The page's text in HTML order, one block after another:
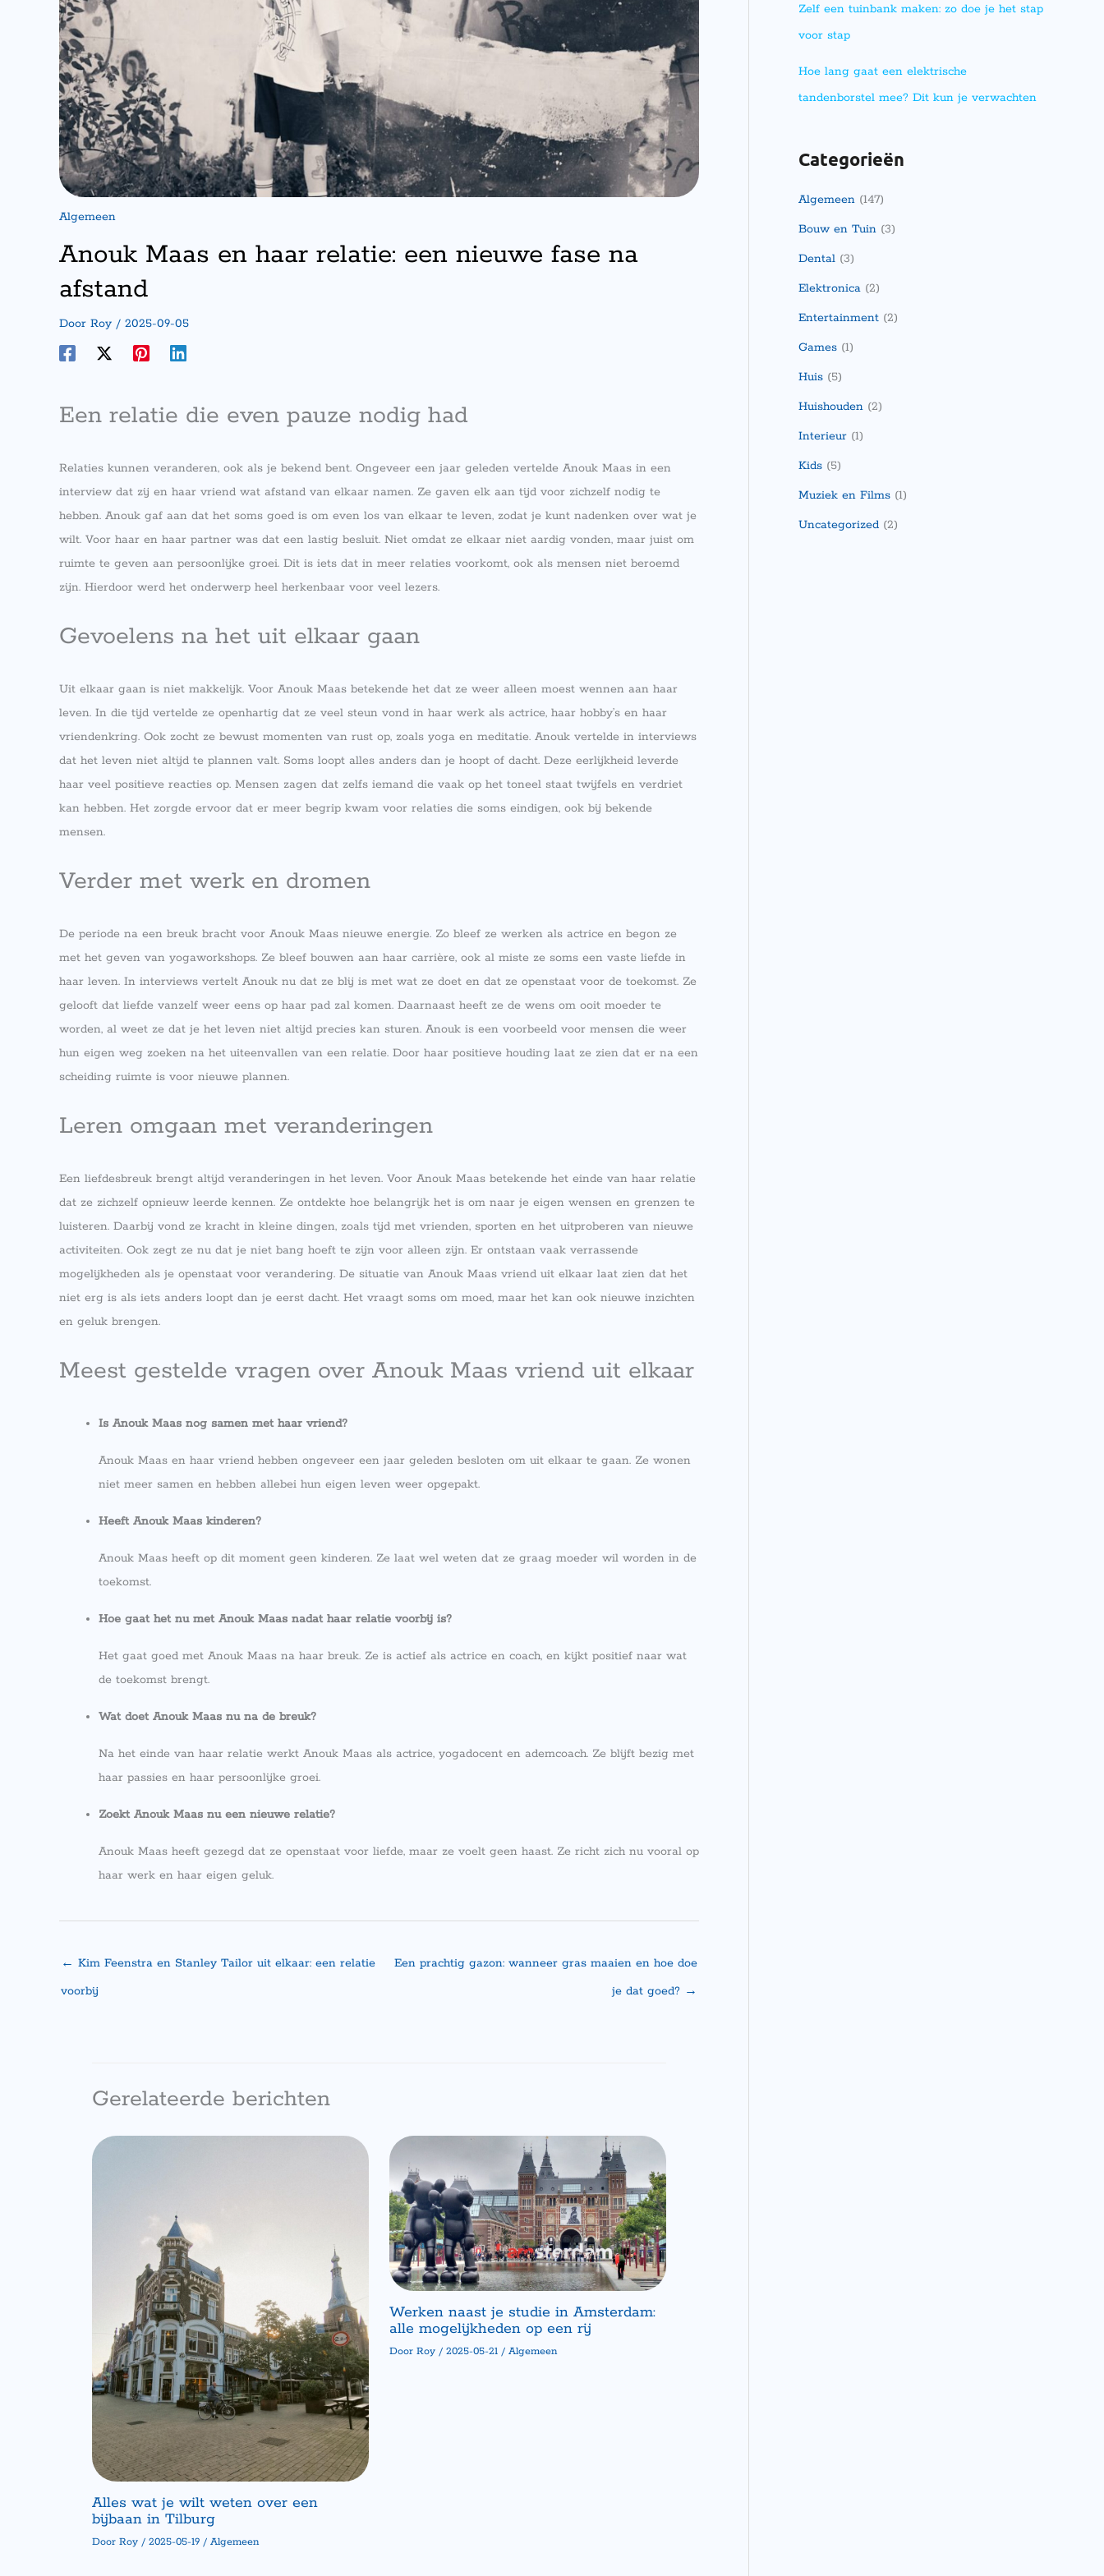
Algemeen
Anouk Maas en haar relatie: een nieuwe fase na
afstand
Door Roy / 2025-09-05
Een relatie die even pauze nodig had
Relaties kunnen veranderen, ook als je bekend bent. Ongeveer een jaar geleden vertelde Anouk Maas in een
interview dat zij en haar vriend wat afstand van elkaar namen. Ze gaven elk aan tijd voor zichzelf nodig te
hebben. Anouk gaf aan dat het soms goed is om even los van elkaar te leven, zodat je kunt nadenken over wat je
wilt. Voor haar en haar partner was dat een lastig besluit. Niet omdat ze elkaar niet aardig vonden, maar juist om
ruimte te geven aan persoonlijke groei. Dit is iets dat in meer relaties voorkomt, ook als mensen niet beroemd
zijn. Hierdoor werd het onderwerp heel herkenbaar voor veel lezers.
Gevoelens na het uit elkaar gaan
Uit elkaar gaan is niet makkelijk. Voor Anouk Maas betekende het dat ze weer alleen moest wennen aan haar
leven. In die tijd vertelde ze openhartig dat ze veel steun vond in haar werk als actrice, haar hobby’s en haar
vriendenkring. Ook zocht ze bewust momenten van rust op, zoals yoga en meditatie. Anouk vertelde in interviews
dat het leven niet altijd te plannen valt. Soms loopt alles anders dan je hoopt of dacht. Deze eerlijkheid leverde
haar veel positieve reacties op. Mensen zagen dat zelfs iemand die vaak op het toneel staat twijfels en verdriet
kan hebben. Het zorgde ervoor dat er meer begrip kwam voor relaties die soms eindigen, ook bij bekende
mensen.
Verder met werk en dromen
De periode na een breuk bracht voor Anouk Maas nieuwe energie. Zo bleef ze werken als actrice en begon ze
met het geven van yogaworkshops. Ze bleef bouwen aan haar carrière, ook al miste ze soms een vaste liefde in
haar leven. In interviews vertelt Anouk nu dat ze blij is met wat ze doet en dat ze openstaat voor de toekomst. Ze
gelooft dat liefde vanzelf weer eens op haar pad zal komen. Daarnaast heeft ze de wens om ooit moeder te
worden, al weet ze dat je het leven niet altijd precies kan sturen. Anouk is een voorbeeld voor mensen die weer
hun eigen weg zoeken na het uiteenvallen van een relatie. Door haar positieve houding laat ze zien dat er na een
scheiding ruimte is voor nieuwe plannen.
Leren omgaan met veranderingen
Een liefdesbreuk brengt altijd veranderingen in het leven. Voor Anouk Maas betekende het einde van haar relatie
dat ze zichzelf opnieuw leerde kennen. Ze ontdekte hoe belangrijk het is om naar je eigen wensen en grenzen te
luisteren. Daarbij vond ze kracht in kleine dingen, zoals tijd met vrienden, sporten en het uitproberen van nieuwe
activiteiten. Ook zegt ze nu dat je niet bang hoeft te zijn voor alleen zijn. Er ontstaan vaak verrassende
mogelijkheden als je openstaat voor verandering. De situatie van Anouk Maas vriend uit elkaar laat zien dat het
niet erg is als iets anders loopt dan je eerst dacht. Het vraagt soms om moed, maar het kan ook nieuwe inzichten
en geluk brengen.
Meest gestelde vragen over Anouk Maas vriend uit elkaar
Is Anouk Maas nog samen met haar vriend?
Anouk Maas en haar vriend hebben ongeveer een jaar geleden besloten om uit elkaar te gaan. Ze wonen
niet meer samen en hebben allebei hun eigen leven weer opgepakt.
Heeft Anouk Maas kinderen?
Anouk Maas heeft op dit moment geen kinderen. Ze laat wel weten dat ze graag moeder wil worden in de
toekomst.
Hoe gaat het nu met Anouk Maas nadat haar relatie voorbij is?
Het gaat goed met Anouk Maas na haar breuk. Ze is actief als actrice en coach, en kijkt positief naar wat
de toekomst brengt.
Wat doet Anouk Maas nu na de breuk?
Na het einde van haar relatie werkt Anouk Maas als actrice, yogadocent en ademcoach. Ze blijft bezig met
haar passies en haar persoonlijke groei.
Zoekt Anouk Maas nu een nieuwe relatie?
Anouk Maas heeft gezegd dat ze openstaat voor liefde, maar ze voelt geen haast. Ze richt zich nu vooral op
haar werk en haar eigen geluk.
← Kim Feenstra en Stanley Tailor uit elkaar: een relatie
voorbij
Een prachtig gazon: wanneer gras maaien en hoe doe
je dat goed? →
Gerelateerde berichten
Alles wat je wilt weten over een
bijbaan in Tilburg
Door Roy / 2025-05-19 / Algemeen
Werken naast je studie in Amsterdam:
alle mogelijkheden op een rij
Door Roy / 2025-05-21 / Algemeen
Zelf een tuinbank maken: zo doe je het stap
voor stap
Hoe lang gaat een elektrische
tandenborstel mee? Dit kun je verwachten
Categorieën
Algemeen (147)
Bouw en Tuin (3)
Dental (3)
Elektronica (2)
Entertainment (2)
Games (1)
Huis (5)
Huishouden (2)
Interieur (1)
Kids (5)
Muziek en Films (1)
Uncategorized (2)